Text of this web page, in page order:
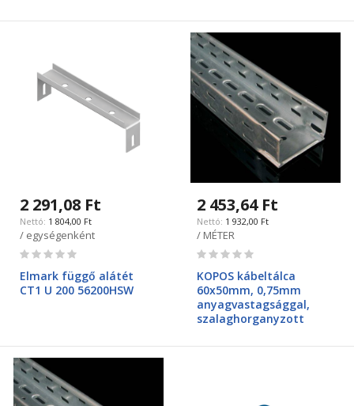
2 291,08 Ft
1 804,00 Ft
/ egységenként
Rating:
Elmark függő alátét
CT1 U 200 56200HSW
2 453,64 Ft
1 932,00 Ft
/ MÉTER
Rating:
KOPOS kábeltálca
60x50mm, 0,75mm
anyagvastagsággal,
szalaghorganyzott